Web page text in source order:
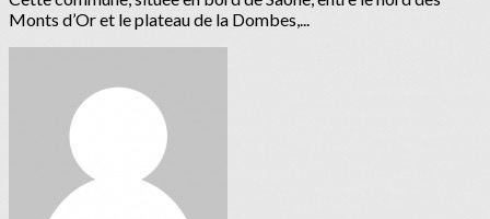
Monts d’Or et le plateau de la Dombes,...